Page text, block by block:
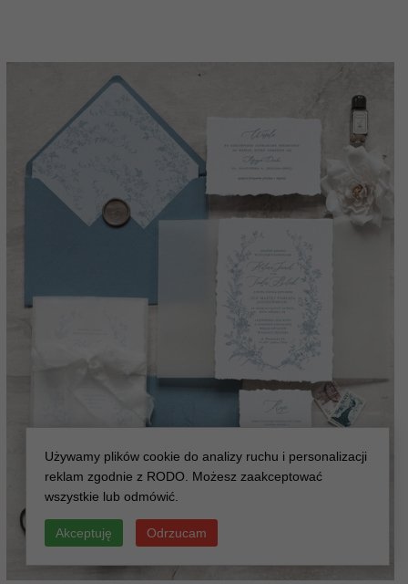
Używamy plików cookie do analizy ruchu i personalizacji
reklam zgodnie z RODO. Możesz zaakceptować
wszystkie lub odmówić.
Akceptuję Odrzucam